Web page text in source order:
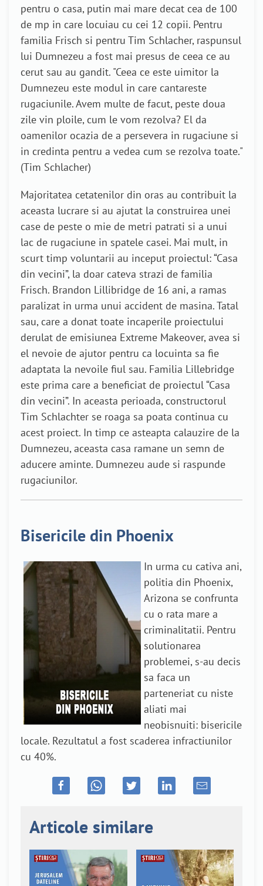
pentru o casa, putin mai mare decat cea de 100
de mp in care locuiau cu cei 12 copii. Pentru
familia Frisch si pentru Tim Schlacher, raspunsul
lui Dumnezeu a fost mai presus de ceea ce au
cerut sau au gandit. "Ceea ce este uimitor la
Dumnezeu este modul in care cantareste
rugaciunile. Avem multe de facut, peste doua
zile vin ploile, cum le vom rezolva? El da
oamenilor ocazia de a persevera in rugaciune si
in credinta pentru a vedea cum se rezolva toate."
(Tim Schlacher)
Majoritatea cetatenilor din oras au contribuit la
aceasta lucrare si au ajutat la construirea unei
case de peste o mie de metri patrati si a unui
lac de rugaciune in spatele casei. Mai mult, in
scurt timp voluntarii au inceput proiectul: “Casa
din vecini”, la doar cateva strazi de familia
Frisch. Brandon Lillibridge de 16 ani, a ramas
paralizat in urma unui accident de masina. Tatal
sau, care a donat toate incaperile proiectului
derulat de emisiunea Extreme Makeover, avea si
el nevoie de ajutor pentru ca locuinta sa fie
adaptata la nevoile fiul sau. Familia Lillebridge
este prima care a beneficiat de proiectul “Casa
din vecini”. In aceasta perioada, constructorul
Tim Schlachter se roaga sa poata continua cu
acest proiect. In timp ce asteapta calauzire de la
Dumnezeu, aceasta casa ramane un semn de
aducere aminte. Dumnezeu aude si raspunde
rugaciunilor.
Bisericile din Phoenix
In urma cu cativa ani,
politia din Phoenix,
Arizona se confrunta
cu o rata mare a
criminalitatii. Pentru
solutionarea
problemei, s-au decis
sa faca un
parteneriat cu niste
aliati mai
neobisnuiti: bisericile
locale. Rezultatul a fost scaderea infractiunilor
cu 40%.
Articole similare